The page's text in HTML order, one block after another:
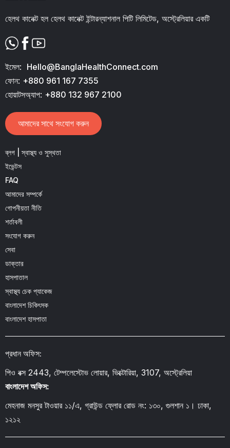
হেলথ কানেক্ট হল হেলথ কানেক্ট ইন্টারন্যাশনাল পিটি লিমিটেড, অস্ট্রেলিয়ার একটি
ইমেল: Hello@BanglaHealthConnect.com
ফোন: +880 961 167 7355
হোয়াটসঅ্যাপ: +880 132 967 2100
আমাদের সাথে সংযোগ করুন
ব্লগ | স্বাস্থ্য ও সুস্থতা
ইভেন্টস
FAQ
আমাদের সম্পর্কে
গোপনীয়তা নীতি
শর্তাবলী
সংযোগ করুন
সেবা
ডাক্তার
হাসপাতাল
স্বাস্থ্য চেক প্যাকেজ
বাংলাদেশ চিকিৎসক
বাংলাদেশ হাসপাতা
প্রধান অফিস:
পিও বক্স 2443, টেম্পলেস্টোভ লোয়ার, ভিক্টোরিয়া, 3107, অস্ট্রেলিয়া
বাংলাদেশ অফিস:
মেহনাজ মনসুর টাওয়ার ১১/এ, গ্রাউন্ড ফ্লোর রোড নং: ১৩০, গুলশান ১। ঢাকা,
১২১২